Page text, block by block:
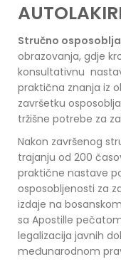
Stručno
obrazovanja, gdje
konsultativnu
praktična znanja iz
završetku
tržišne potrebe za
Nakon završenog
trajanju od 200
praktične nastave
osposobljenosti za
izdaje na
sa Apostille
legalizacija javnih
međunarodnom